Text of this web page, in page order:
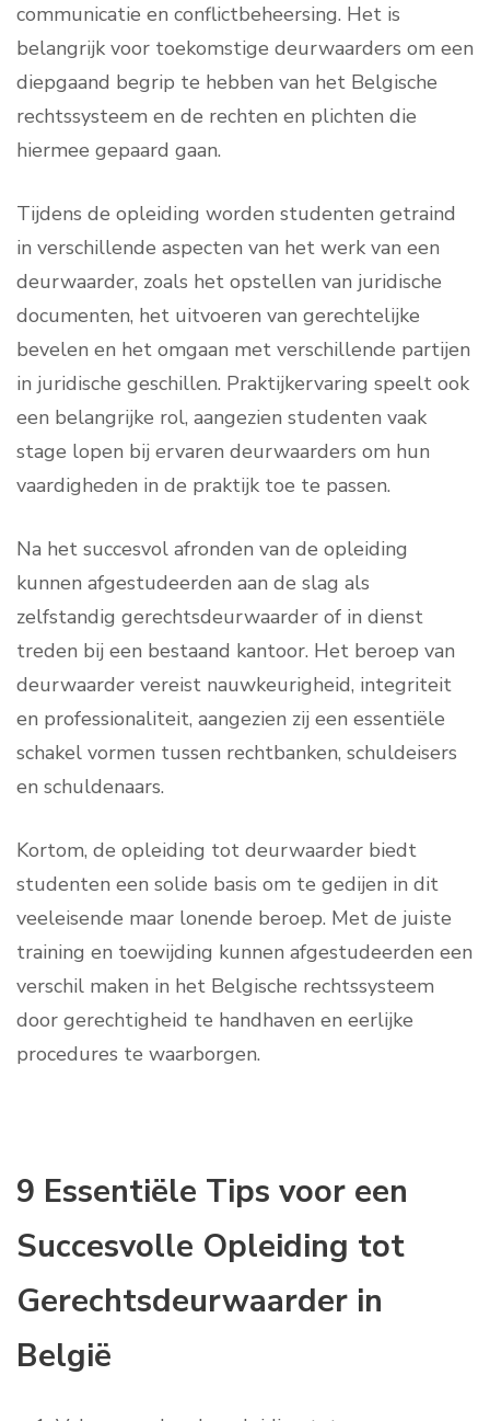
communicatie en conflictbeheersing. Het is
belangrijk voor toekomstige deurwaarders om een
diepgaand begrip te hebben van het Belgische
rechtssysteem en de rechten en plichten die
hiermee gepaard gaan.
Tijdens de opleiding worden studenten getraind
in verschillende aspecten van het werk van een
deurwaarder, zoals het opstellen van juridische
documenten, het uitvoeren van gerechtelijke
bevelen en het omgaan met verschillende partijen
in juridische geschillen. Praktijkervaring speelt ook
een belangrijke rol, aangezien studenten vaak
stage lopen bij ervaren deurwaarders om hun
vaardigheden in de praktijk toe te passen.
Na het succesvol afronden van de opleiding
kunnen afgestudeerden aan de slag als
zelfstandig gerechtsdeurwaarder of in dienst
treden bij een bestaand kantoor. Het beroep van
deurwaarder vereist nauwkeurigheid, integriteit
en professionaliteit, aangezien zij een essentiële
schakel vormen tussen rechtbanken, schuldeisers
en schuldenaars.
Kortom, de opleiding tot deurwaarder biedt
studenten een solide basis om te gedijen in dit
veeleisende maar lonende beroep. Met de juiste
training en toewijding kunnen afgestudeerden een
verschil maken in het Belgische rechtssysteem
door gerechtigheid te handhaven en eerlijke
procedures te waarborgen.
9 Essentiële Tips voor een
Succesvolle Opleiding tot
Gerechtsdeurwaarder in
België